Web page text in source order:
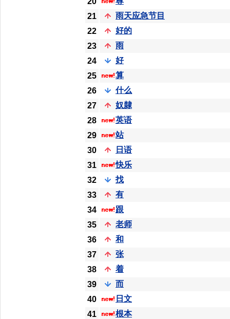
21
雨天应急节目
22
好的
23
雨
24
好
25
算
26
什么
27
奴隸
28
英语
29
站
30
日语
31
快乐
32
找
33
有
34
跟
35
老师
36
和
37
张
38
着
39
而
40
日文
41
根本